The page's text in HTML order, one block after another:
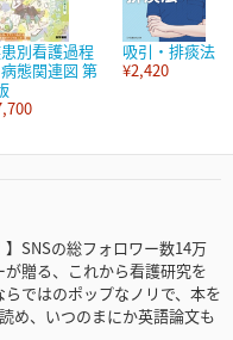
別看護過程
態関連図 第
吸引・排痰法
¥2,420
】SNSの総フォロワー数14万
贈る、これから看護研究を
ではのポップなノリで、本を
め、いつのまにか英語論文も